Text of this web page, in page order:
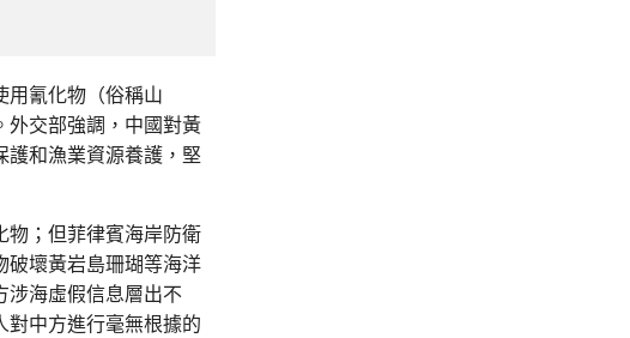
用氰化物（俗稱山
外交部強調，中國對黃
護和漁業資源養護，堅
物；但菲律賓海岸防衛
破壞黃岩島珊瑚等海洋
涉海虛假信息層出不
對中方進行毫無根據的